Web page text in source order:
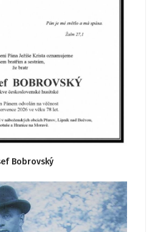
Bobrovský